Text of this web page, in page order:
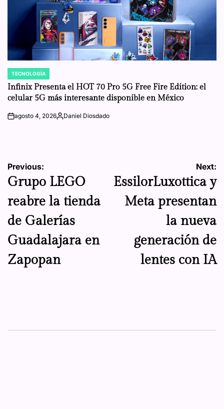
POSTED
IN
TECNOLOGÍA
Infinix Presenta el HOT 70 Pro 5G Free Fire Edition: el
celular 5G más interesante disponible en México
onagosto 4, 2026Posted
Daniel Diosdado
Navegación
de
entradas
Previous:
Grupo LEGO
reabre la tienda
de Galerías
Guadalajara en
Zapopan
Next:
EssilorLuxottica y
Meta presentan
la nueva
generación de
lentes con IA